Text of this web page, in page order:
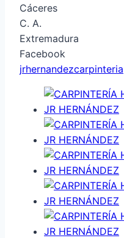
Cáceres
C. A.
Extremadura
Facebook
jrhernandezcarpinteria